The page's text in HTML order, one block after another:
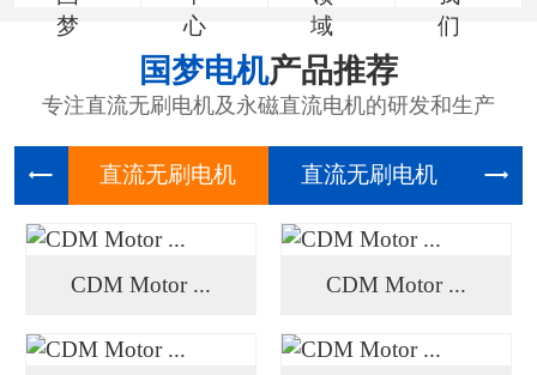
国梦电机产品推荐
专注直流无刷电机及永磁直流电机的研发和生产
直流无刷 直流无刷 高压
CDM Motor ... CDM Motor ...